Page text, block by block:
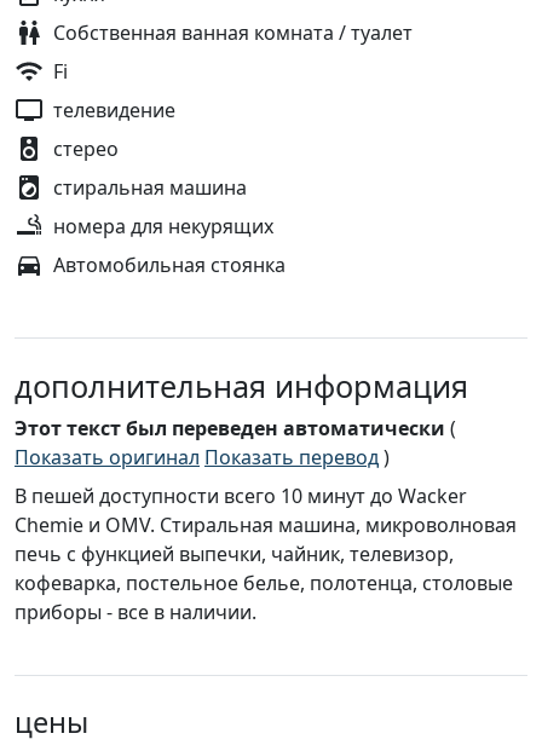
Собственная ванная комната / туалет
Fi
телевидение
стерео
стиральная машина
номера для некурящих
Автомобильная стоянка
дополнительная информация
Этот текст был переведен автоматически (
Показать оригинал Показать перевод)
В пешей доступности всего 10 минут до Wacker
Chemie и OMV. Стиральная машина, микроволновая
печь с функцией выпечки, чайник, телевизор,
кофеварка, постельное белье, полотенца, столовые
приборы - все в наличии.
цены